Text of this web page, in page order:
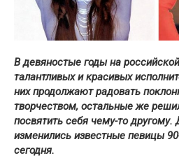
В девяностые годы на
талантливых и красивых
них продолжают радовать
творчеством, остальные же
посвятить себя чему-то
изменились известные певицы
сегодня.